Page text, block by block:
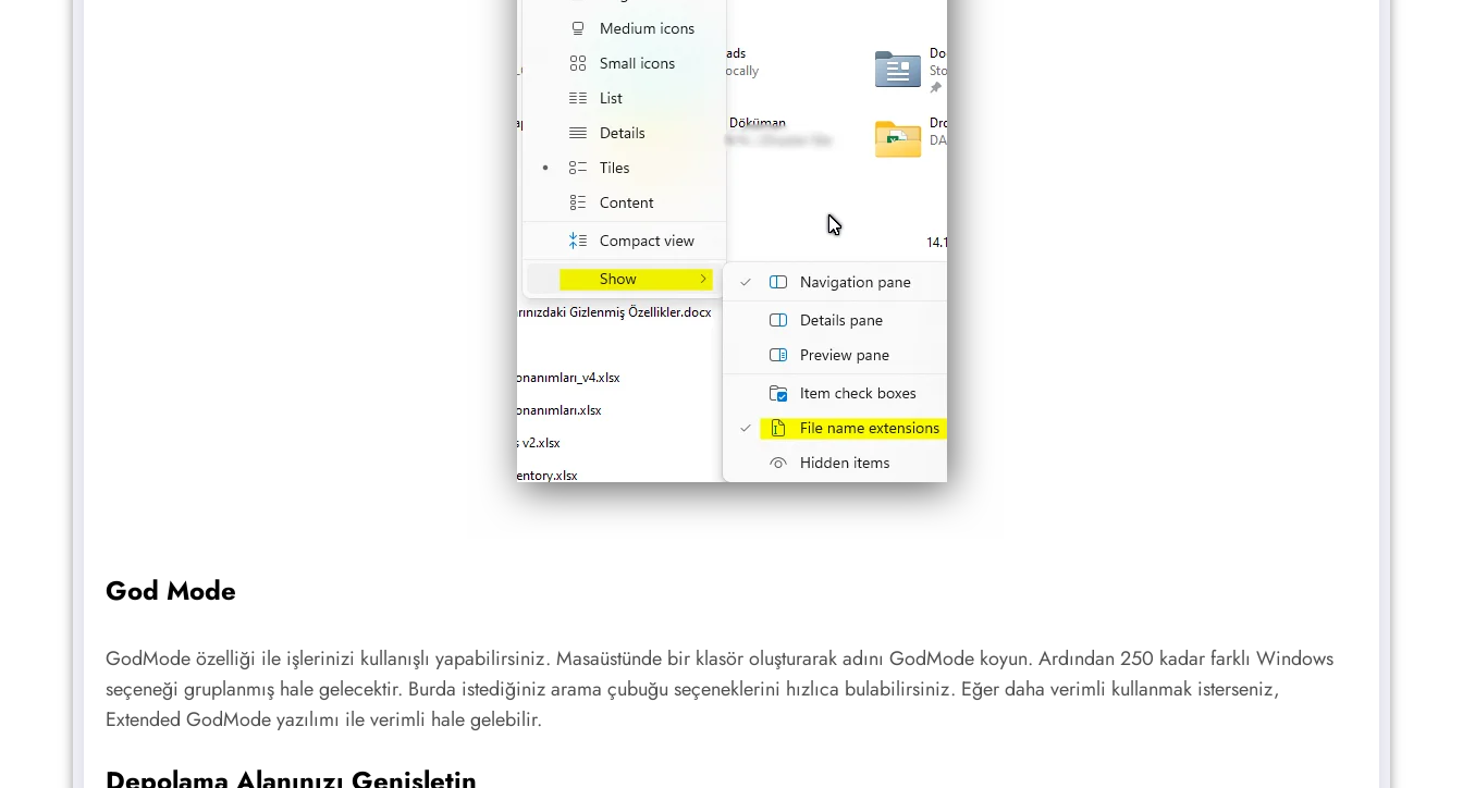
God Mode
GodMode özelliği ile işlerinizi kullanışlı yapabilirsiniz. Masaüstünde bir klasör oluşturarak adını GodMode koyun. Ardından 250 kadar farklı Windows
seçeneği gruplanmış hale gelecektir. Burda istediğiniz arama çubuğu seçeneklerini hızlıca bulabilirsiniz. Eğer daha verimli kullanmak isterseniz,
Extended GodMode yazılımı ile verimli hale gelebilir.